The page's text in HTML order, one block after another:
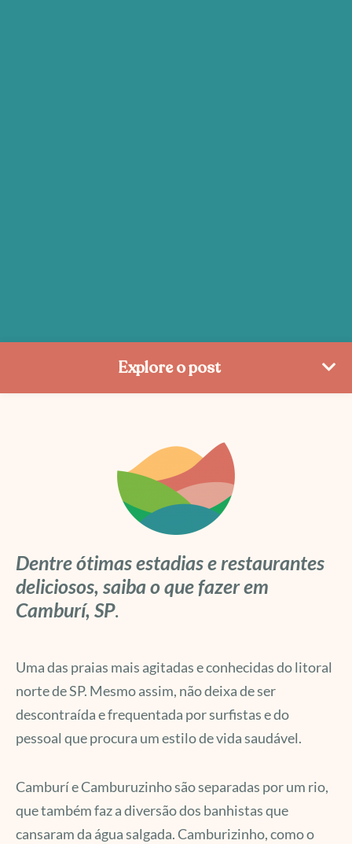
Explore o post
Dentre ótimas estadias e restaurantes
deliciosos, saiba o que fazer em
Camburí, SP.
Uma das praias mais agitadas e conhecidas do litoral
norte de SP. Mesmo assim, não deixa de ser
descontraída e frequentada por surfistas e do
pessoal que procura um estilo de vida saudável.
Camburí e Camburuzinho são separadas por um rio,
que também faz a diversão dos banhistas que
cansaram da água salgada. Camburizinho, como o